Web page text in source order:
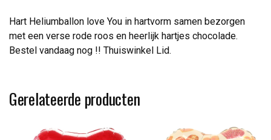
Hart Heliumballon love You in hartvorm samen bezorgen
met een verse rode roos en heerlijk hartjes chocolade.
Bestel vandaag nog !! Thuiswinkel Lid.
Gerelateerde producten